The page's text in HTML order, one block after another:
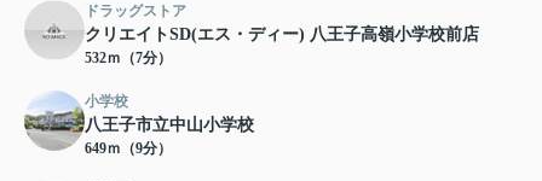
ドラッグストア
クリエイトSD(エス・ディー) 八王子高嶺小学校前店
532ｍ（7分）
小学校
八王子市立中山小学校
649ｍ（9分）